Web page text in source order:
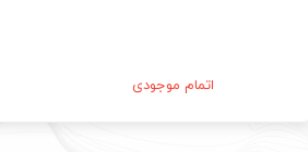
اتمام موجودی